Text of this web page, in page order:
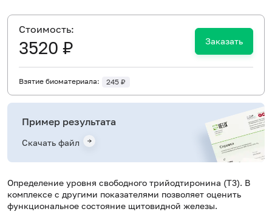
Определение уровня свободного трийодтиронина (Т3). В
комплексе с другими показателями позволяет оценить
функциональное состояние щитовидной железы.
Cтоимость:
3520 ₽ Заказать
Взятие биоматериала: 245 ₽
Пример результата
Скачать файл